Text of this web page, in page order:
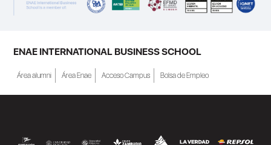
ENAE INTERNATIONAL BUSINESS SCHOOL
Área alumni Área Enae Acceso Campus Bolsa de Empleo